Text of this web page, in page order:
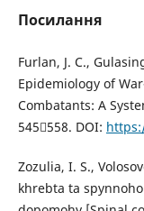
Посилання
Furlan, J. C.,
Epidemiology of
Combatants: A
545558. DOI:
Zozulia, I. S.,
khrebta ta